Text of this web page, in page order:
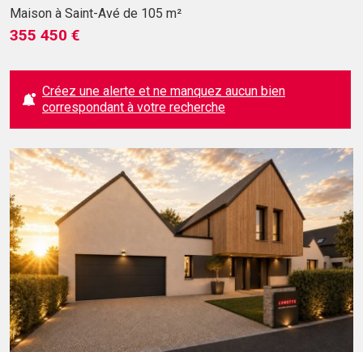
Maison à Saint-Avé de 105 m²
355 450 €
Créez une alerte et ne manquez aucun bien
correspondant à votre recherche